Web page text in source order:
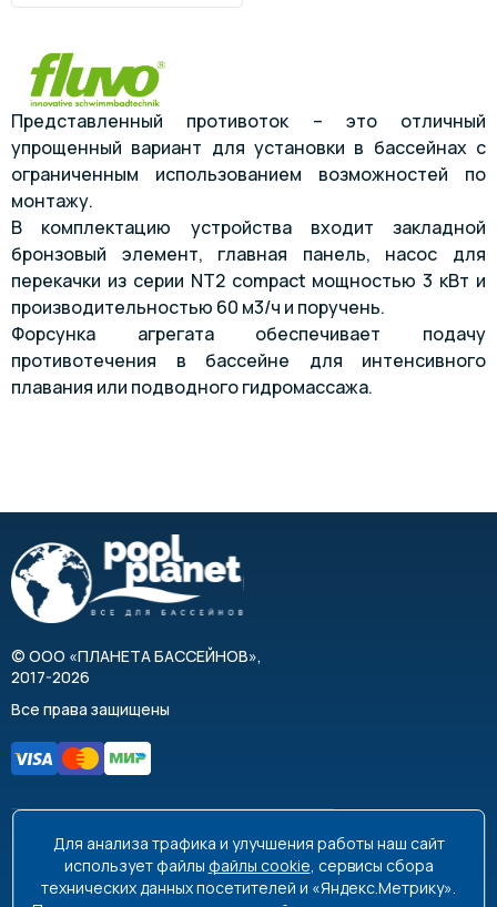
Представленный противоток – это отличный
упрощенный вариант для установки в бассейнах с
ограниченным использованием возможностей по
монтажу.
В комплектацию устройства входит закладной
бронзовый элемент, главная панель, насос для
перекачки из серии NT2 compact мощностью 3 кВт и
производительностью 60 м3/ч и поручень.
Форсунка агрегата обеспечивает подачу
противотечения в бассейне для интенсивного
плавания или подводного гидромассажа.
© ООО «ПЛАНЕТА БАССЕЙНОВ»,
2017-2026
Все права защищены
8 495 663-99-48
8 800 350-99-08
info@poolplanet.ru
Для анализа трафика и улучшения работы наш сайт
использует файлы файлы cookie, сервисы сбора
технических данных посетителей и «Яндекс.Метрику».